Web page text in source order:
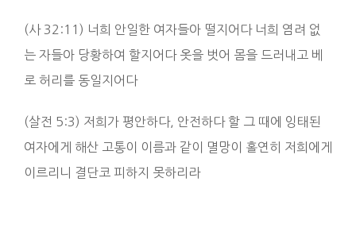
(사 32:11) 너희 안일한 여자들아 떨지어다 너희 염려 없
는 자들아 당황하여 할지어다 옷을 벗어 몸을 드러내고 베
로 허리를 동일지어다
(살전 5:3) 저희가 평안하다, 안전하다 할 그 때에 잉태된
여자에게 해산 고통이 이름과 같이 멸망이 홀연히 저희에게
이르리니 결단코 피하지 못하리라